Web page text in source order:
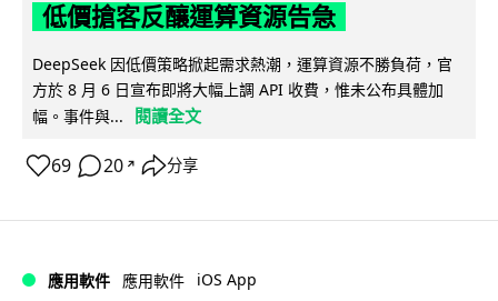
低價搶客反釀運算資源告急
DeepSeek 因低價策略掀起需求熱潮，運算資源不勝負荷，官
方於 8 月 6 日宣布即將大幅上調 API 收費，惟未公布具體加
幅。事件與...
閱讀全文
69 20 ↗ 分享
應用軟件 應用軟件 iOS App